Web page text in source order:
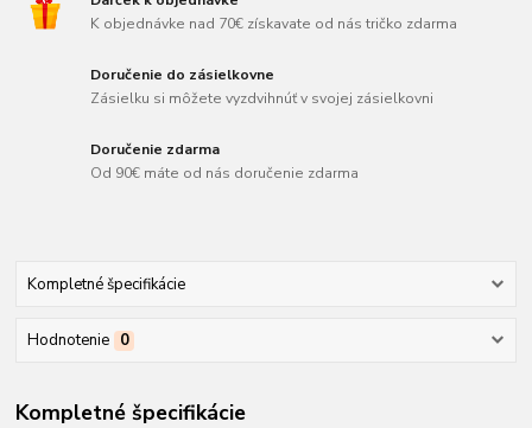
K objednávke nad 70€ získavate od nás tričko zdarma
Doručenie do zásielkovne
Zásielku si môžete vyzdvihnúť v svojej zásielkovni
Doručenie zdarma
Od 90€ máte od nás doručenie zdarma
Kompletné špecifikácie
Hodnotenie 0
Kompletné špecifikácie